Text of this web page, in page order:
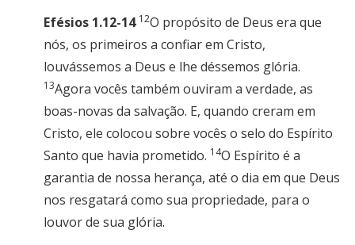
Efésios 1.12-14 12O propósito de Deus era que
nós, os primeiros a confiar em Cristo,
louvássemos a Deus e lhe déssemos glória.
13Agora vocês também ouviram a verdade, as
boas-novas da salvação. E, quando creram em
Cristo, ele colocou sobre vocês o selo do Espírito
Santo que havia prometido. 14O Espírito é a
garantia de nossa herança, até o dia em que Deus
nos resgatará como sua propriedade, para o
louvor de sua glória.